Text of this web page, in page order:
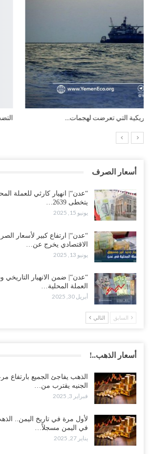
التضخم السنوي لمنطقة اليورو.. “إنفوجرافيك“..!
أسعار الصرف
“عدن“| انهيار كارثي للعملة
يتخطى 2639…
يونيو 15, 2025
“عدن“| ارتفاع كبير لأسعار
الاقتصادي يخرج عن…
يونيو 13, 2025
“عدن“| ضمن الانهيار التاريخي
العملة المحلية…
أبريل 30, 2025
السابق التالي
أسعار الذهب..!
الذهب يفاجئ الجميع بارتفاع
الجنيه يقترب من…
فبراير 3, 2025
لأول مرة في تاريخ اليمن..
في اليمن مسجلاً…
يناير 27, 2025